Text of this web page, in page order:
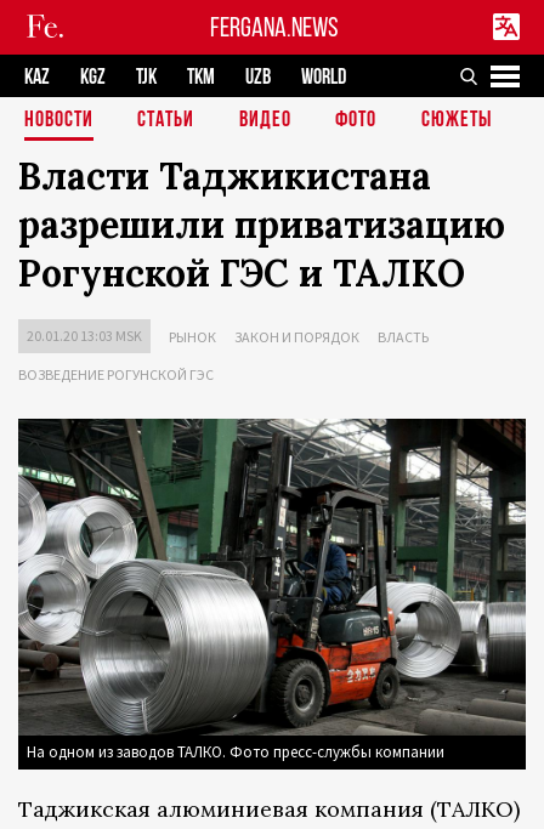
FERGANA.NEWS
KAZ KGZ TJK TKM UZB
WORLD
НОВОСТИ
СТАТЬИ ВИДЕО ФОТО СЮЖЕТЫ
Власти Таджикистана
разрешили приватизацию
Рогунской ГЭС и ТАЛКО
20.01.20 13:03 MSK РЫНОК ЗАКОН И ПОРЯДОК ВЛАСТЬ
ВОЗВЕДЕНИЕ РОГУНСКОЙ ГЭС
На одном из заводов ТАЛКО. Фото пресс-службы компании
Таджикская алюминиевая компания (ТАЛКО)